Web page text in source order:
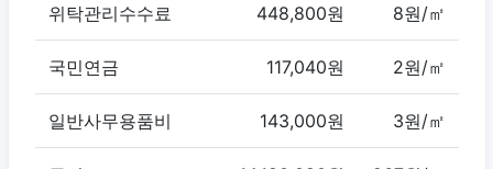
위탁관리수수료 448,800원 8원/㎡
국민연금 117,040원 2원/㎡
일반사무용품비 143,000원 3원/㎡